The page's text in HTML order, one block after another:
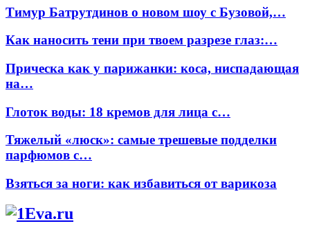
Тимур Батрутдинов о новом шоу с Бузовой,…
Как наносить тени при твоем разрезе глаз:…
Прическа как у парижанки: коса, ниспадающая
на…
Глоток воды: 18 кремов для лица с…
Тяжелый «люск»: самые трешевые подделки
парфюмов с…
Взяться за ноги: как избавиться от варикоза